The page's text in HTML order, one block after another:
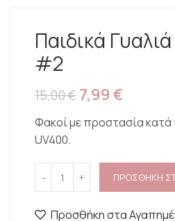
Παιδικά
#2
15,00€7,99 €
Φακοί με προστασία κατά
UV400.
ΠΡΟΣΘΗΚΗ
Προσθήκη στα